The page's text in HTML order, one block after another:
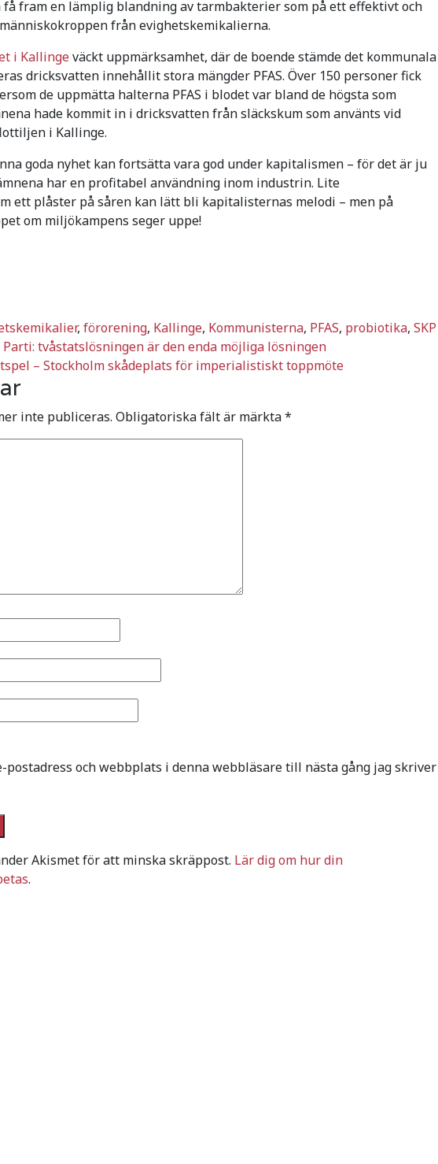
fram en lämplig blandning av tarmbakterier som på ett effektivt och
från evighetskemikalierna.
i Kallingeväckt uppmärksamhet, där de boende stämde det kommunala
dricksvatten innehållit stora mängder PFAS. Över 150 personer fick
de uppmätta halterna PFAS i blodet var bland de högsta som
hade kommit in i dricksvatten från släckskum som använts vid
i Kallinge.
goda nyhet kan fortsätta vara god under kapitalismen – för det är ju
har en profitabel användning inom industrin. Lite
ett plåster på såren kan lätt bli kapitalisternas melodi – men på
om miljökampens seger uppe!
, förorening, Kallinge, Kommunisterna, PFAS, probiotika, SKP
tvåstatslösningen är den enda möjliga lösningen
– Stockholm skådeplats för imperialistiskt toppmöte
inte publiceras. Obligatoriska fält är märkta*
postadress och webbplats i denna webbläsare till nästa gång jag skriver
Akismet för att minska skräppost. Lär dig om hur din
.